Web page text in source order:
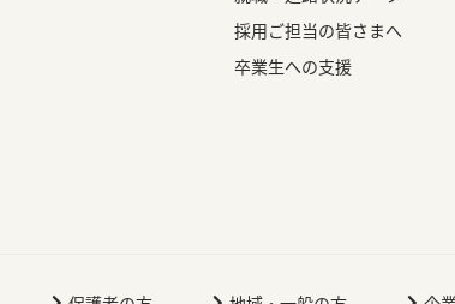
採用ご担当の皆さまへ
卒業生への支援